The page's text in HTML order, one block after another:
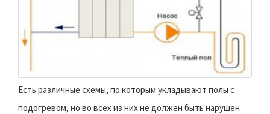
Есть различные схемы, по которым укладывают полы с
подогревом, но во всех из них не должен быть нарушен